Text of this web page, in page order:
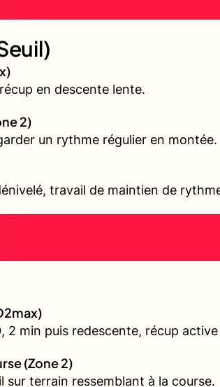
en descente lente.
2)
un rythme régulier en montée.
travail de maintien de
2 min puis redescente, récup
(Zone 2)
sur terrain ressemblant à la course.